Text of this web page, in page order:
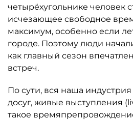
четырёхугольнике человек
исчезающее свободное
максимум, особенно если
городе. Поэтому люди
как главный сезон
встреч.
По сути, вся наша
досуг, живые выступления
такое